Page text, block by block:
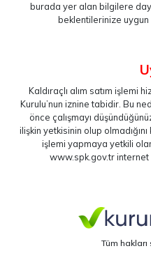
burada yer alan bilgilere
beklentilerinize
Kaldıraçlı alım satım işlemi
Kurulu’nun iznine tabidir. Bu
önce çalışmayı
ilişkin yetkisinin olup
işlemi yapmaya yetkili
www.spk.gov.trinternet
Tüm hakları